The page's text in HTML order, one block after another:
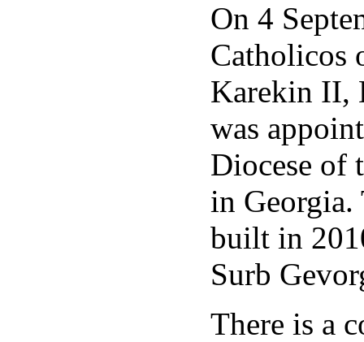
On 4
Catholicos
Karekin II,
was
Diocese of
in Georgia.
built in
Surb
There is a